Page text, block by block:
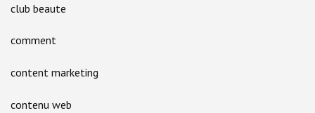
club beaute
comment
content marketing
contenu web